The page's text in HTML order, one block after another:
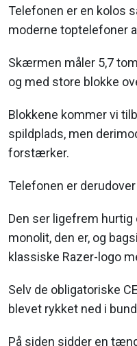
Telefonen er en kolos
moderne toptelefoner
Skærmen måler 5,7
og med store blokke
Blokkene kommer vi
spildplads, men
forstærker.
Telefonen er
Den ser ligefrem
monolit, den er, og
klassiske Razer-logo
Selv de obligatoriske
blevet rykket ned i
På siden sidder en